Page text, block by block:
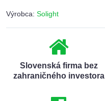
Výrobca: Solight
Slovenská firma bez
zahraničného investora